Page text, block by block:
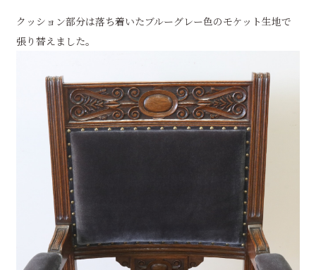
クッション部分は落ち着いたブルーグレー色のモケット生地で
張り替えました。